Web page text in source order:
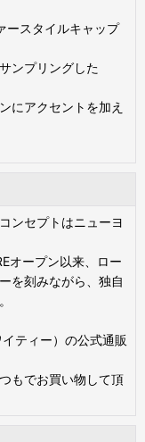
ースタイルキャップ
ンプリングした
にアクセントを加え
ンセプトはニューヨ
オープン以来、ロー
を刻みながら、独自
ティー）の公式通販
もでお買い物して頂